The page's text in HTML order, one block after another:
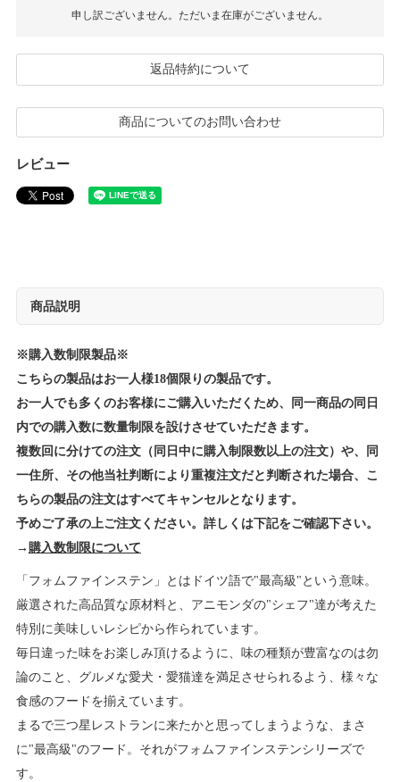
申し訳ございません。ただいま在庫がございません。
返品特約について
商品についてのお問い合わせ
レビュー
商品説明
※購入数制限製品※
こちらの製品はお一人様18個限りの製品です。
お一人でも多くのお客様にご購入いただくため、同一商品の同日
内での購入数に数量制限を設けさせていただきます。
複数回に分けての注文（同日中に購入制限数以上の注文）や、同
一住所、その他当社判断により重複注文だと判断された場合、こ
ちらの製品の注文はすべてキャンセルとなります。
予めご了承の上ご注文ください。詳しくは下記をご確認下さい。
→ 購入数制限について
「フォムファインステン」とはドイツ語で"最高級"という意味。
厳選された高品質な原材料と、アニモンダの"シェフ"達が考えた
特別に美味しいレシピから作られています。
毎日違った味をお楽しみ頂けるように、味の種類が豊富なのは勿
論のこと、グルメな愛犬・愛猫達を満足させられるよう、様々な
食感のフードを揃えています。
まるで三つ星レストランに来たかと思ってしまうような、まさ
に"最高級"のフード。それがフォムファインステンシリーズで
す。